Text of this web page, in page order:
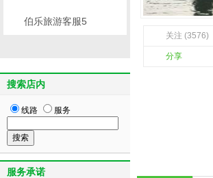
关注 (3576)
分享
伯乐旅游客服5
搜索店内
线路 服务
服务承诺